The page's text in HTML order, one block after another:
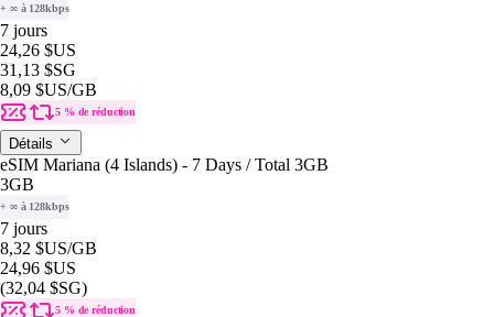
+ ∞ à 128kbps
7 jours
24,26 $US
31,13 $SG
8,09 $US/GB
5 % de réduction
Détails
eSIM Mariana (4 Islands) - 7 Days / Total 3GB
3GB
+ ∞ à 128kbps
7 jours
8,32 $US/GB
24,96 $US
(32,04 $SG)
5 % de réduction